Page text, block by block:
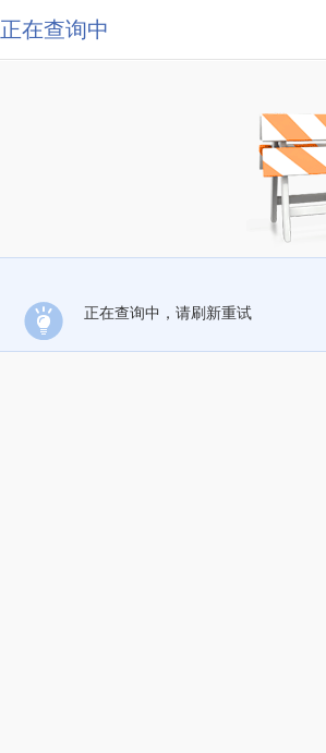
正在查询中
正在查询中，请刷新重试